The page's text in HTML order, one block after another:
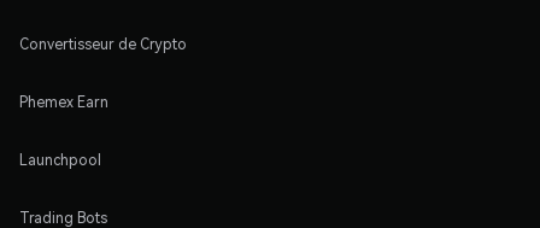
Convertisseur de Crypto
Phemex Earn
Launchpool
Trading Bots